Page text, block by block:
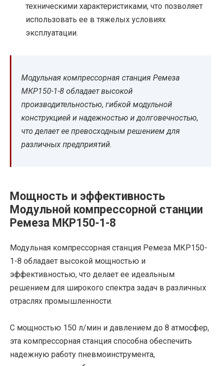
техническими характеристиками, что позволяет
использовать ее в тяжелых условиях
эксплуатации.
Модульная компрессорная станция Ремеза
МКР150-1-8 обладает высокой
производительностью, гибкой модульной
конструкцией и надежностью и долговечностью,
что делает ее превосходным решением для
различных предприятий.
Мощность и эффективность
Модульной компрессорной станции
Ремеза МКР150-1-8
Модульная компрессорная станция Ремеза МКР150-
1-8 обладает высокой мощностью и
эффективностью, что делает ее идеальным
решением для широкого спектра задач в различных
отраслях промышленности.
С мощностью 150 л/мин и давлением до 8 атмосфер,
эта компрессорная станция способна обеспечить
надежную работу пневмоинструмента,